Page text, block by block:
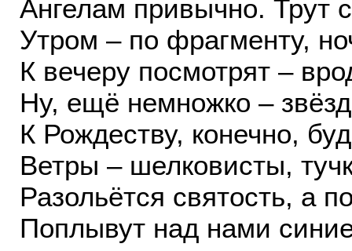
Ангелам привычно. Трут
Утром – по фрагменту,
К вечеру посмотрят –
Ну, ещё немножко –
К Рождеству, конечно,
Ветры – шелковисты,
Разольётся святость, а
Поплывут над нами